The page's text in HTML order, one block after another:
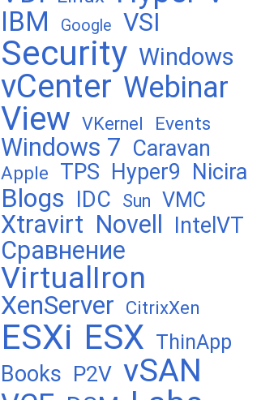
IBM Google VSI
Security Windows
vCenter Webinar
View VKernel Events
Windows 7 Caravan
Apple TPS Hyper9 Nicira
Blogs IDC Sun VMC
Xtravirt Novell IntelVT
Сравнение
VirtualIron
XenServer CitrixXen
ESXi ESX ThinApp
Books P2V vSAN